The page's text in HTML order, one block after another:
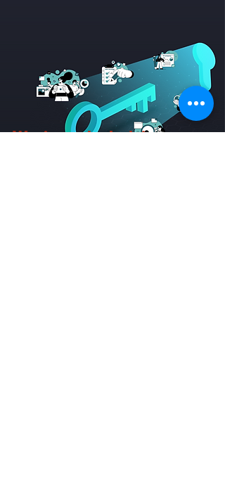
Wat is vendor lock-in en